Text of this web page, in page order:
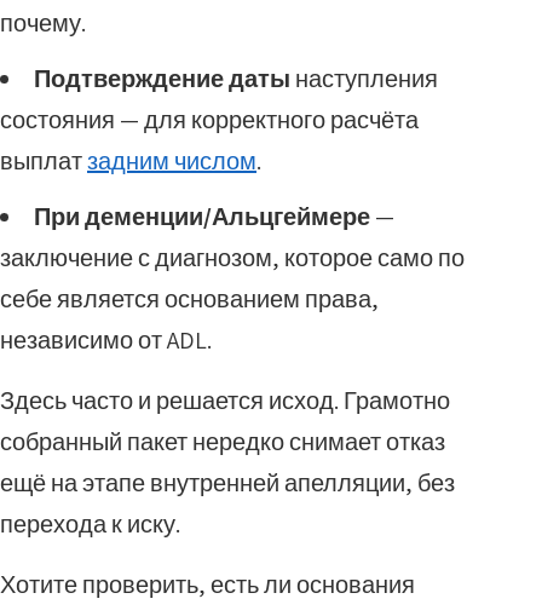
почему.
Подтверждение даты наступления
состояния — для корректного расчёта
выплатзадним числом.
При деменции/Альцгеймере—
заключение с диагнозом, которое само по
себе является основанием права,
независимо от ADL.
Здесь часто и решается исход. Грамотно
собранный пакет нередко снимает отказ
ещё на этапе внутренней апелляции, без
перехода к иску.
Хотите проверить, есть ли основания